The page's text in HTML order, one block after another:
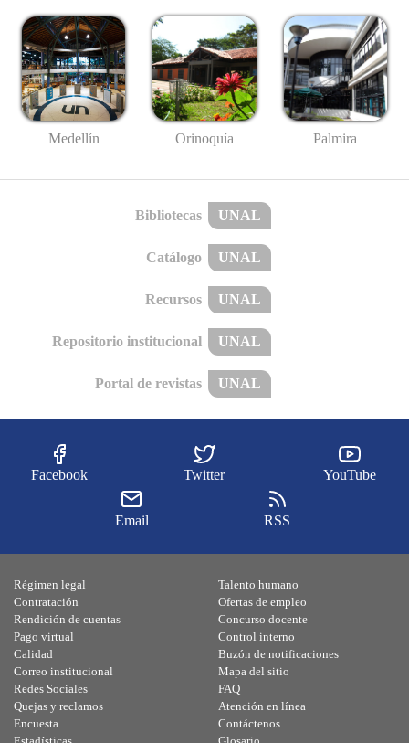
Medellín Orinoquía Palmira
Bibliotecas UNAL
Catálogo UNAL
Recursos UNAL
Repositorio institucional UNAL
Portal de revistas UNAL
Facebook Twitter YouTube
Email RSS
Régimen legal
Contratación
Rendición de cuentas
Pago virtual
Calidad
Talento humano
Ofertas de empleo
Concurso docente
Control interno
Buzón de notificaciones
Correo institucional
Redes Sociales
Quejas y reclamos
Encuesta
Mapa del sitio
FAQ
Atención en línea
Contáctenos